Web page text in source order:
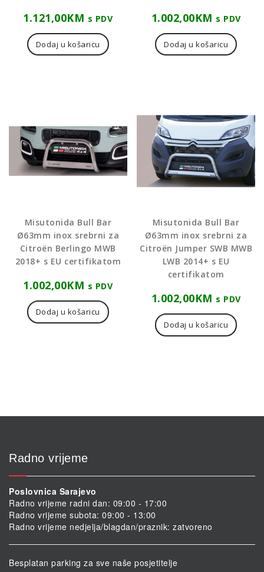
1.121,00KM s PDV
Dodaj u košaricu
1.002,00KM s PDV
Dodaj u košaricu
Misutonida Bull Bar
Ø63mm inox srebrni za
Citroën Berlingo MWB
2018+ s EU certifikatom
1.002,00KM s PDV
Dodaj u košaricu
Misutonida Bull Bar
Ø63mm inox srebrni za
Citroën Jumper SWB MWB
LWB 2014+ s EU
certifikatom
1.002,00KM s PDV
Dodaj u košaricu
Radno vrijeme
Poslovnica Sarajevo
Radno vrijeme radni dan: 09:00 - 17:00
Radno vrijeme subota: 09:00 - 13:00
Radno vrijeme nedjelja/blagdan/praznik: zatvoreno
Besplatan parking za sve naše posjetitelje